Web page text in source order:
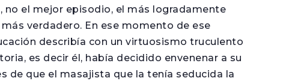
no el mejor episodio, el más logradamente
verdadero. En ese momento de ese
describía con un virtuosismo truculento
es decir él, había decidido envenenar a su
de que el masajista que la tenía seducida la